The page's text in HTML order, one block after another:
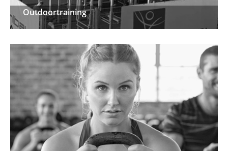
Outdoortraining
Outdoortraining